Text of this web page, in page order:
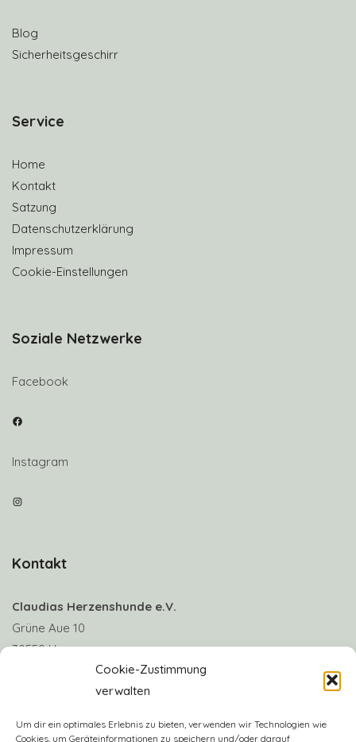
Cookie-Zustimmung
verwalten
Um dir ein optimales Erlebnis zu bieten, verwenden wir Technologien wie
Cookies, um Geräteinformationen zu speichern und/oder darauf
Blog
Sicherheitsgeschirr
Service
Home
Kontakt
Satzung
Datenschutzerklärung
Impressum
Cookie-Einstellungen
Soziale Netzwerke
Facebook
Facebook
Instagram
Instagram
Kontakt
Claudias Herzenshunde e.V.
Grüne Aue 10
30559 Hannover
Telefon: +49 170 8063922